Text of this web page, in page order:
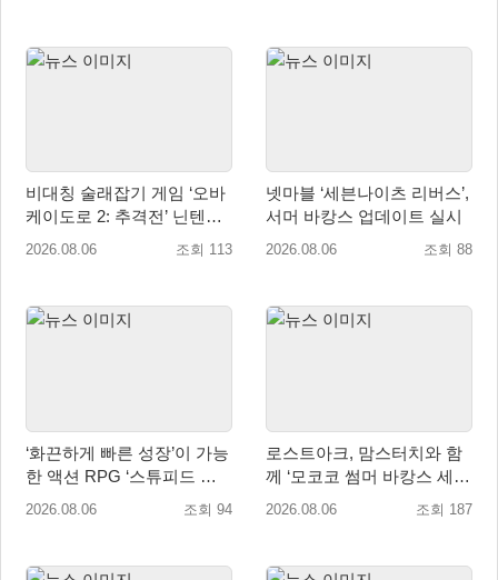
비대칭 술래잡기 게임 ‘오바
케이도로 2: 추격전’ 닌텐도
eShop 출시
2026.08.06 조회 113
넷마블 ‘세븐나이츠 리버스’,
서머 바캉스 업데이트 실시
2026.08.06 조회 88
‘화끈하게 빠른 성장’이 가능
한 액션 RPG ‘스튜피드 네
버 다이즈’ 패키지판 예약판
2026.08.06 조회 94
로스트아크, 맘스터치와 함
께 ‘모코코 썸머 바캉스 세
트’ 출시
2026.08.06 조회 187